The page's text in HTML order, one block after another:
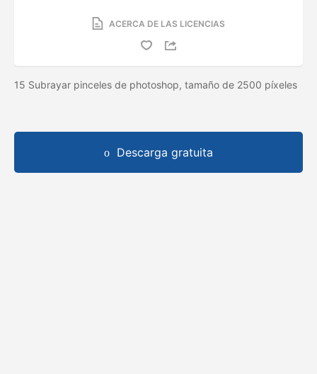
ACERCA DE LAS LICENCIAS
15 Subrayar pinceles de photoshop, tamaño de 2500 píxeles
Descarga gratuita